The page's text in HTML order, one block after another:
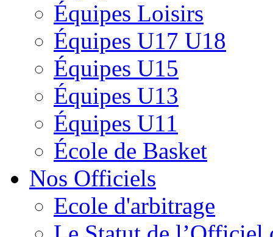
Équipes Loisirs
Équipes U17 U18
Équipes U15
Équipes U13
Équipes U11
École de Basket
Nos Officiels
Ecole d'arbitrage